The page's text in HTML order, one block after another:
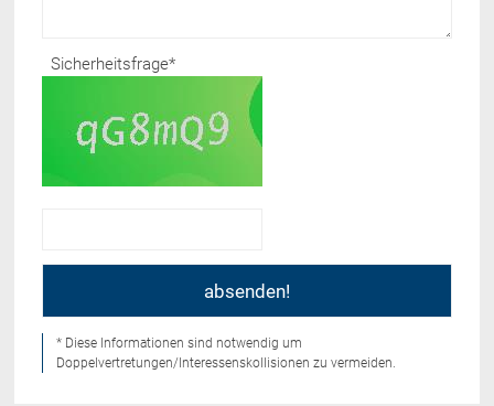
Sicherheitsfrage*
* Diese Informationen sind notwendig um
Doppelvertretungen/Interessenskollisionen zu vermeiden.